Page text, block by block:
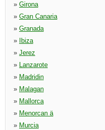
» Girona
» Gran Canaria
» Granada
»
Ibiza
» Jerez
» Lanzarote
» Madridin
» Malagan
» Mallorca
» Menorcan ä
» Murcia